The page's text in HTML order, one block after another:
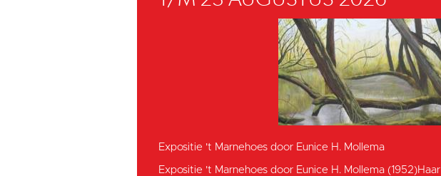
Expositie 't Marnehoes door Eunice H. Mollema
Expositie 't Marnehoes door Eunice H. Mollema (1952)Haar